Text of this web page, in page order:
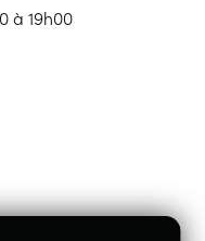
à 19h00